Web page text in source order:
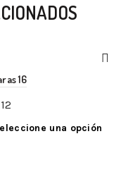
16
12
una opción